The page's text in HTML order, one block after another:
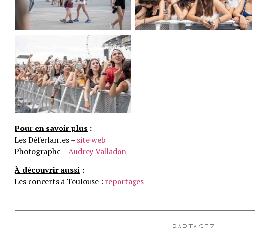
Pour en savoir plus :
Les Déferlantes – site web
Photographe –Audrey Valladon
À découvrir aussi :
Les concerts à Toulouse : reportages